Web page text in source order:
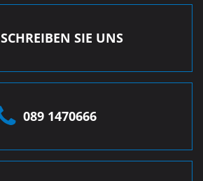
SCHREIBEN SIE UNS
089 1470666